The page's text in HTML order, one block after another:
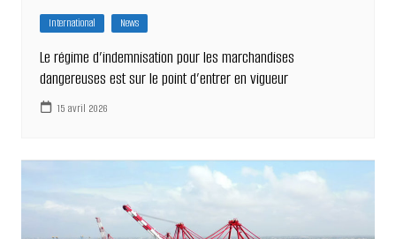
International News
Le régime d’indemnisation pour les marchandises
dangereuses est sur le point d’entrer en vigueur
15 avril 2026